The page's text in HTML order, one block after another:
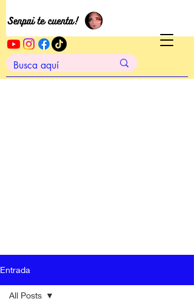
Entrada
All Posts